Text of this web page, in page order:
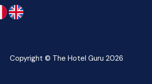
Copyright © The Hotel Guru 2026